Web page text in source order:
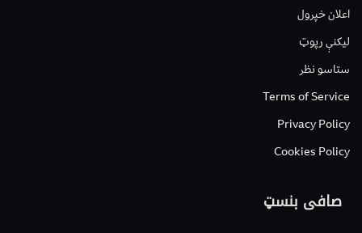
اعلان خپرول
لیکنې رپوټ
ستاسو نظر
Terms of Service
Privacy Policy
Cookies Policy
صافی بنسټ